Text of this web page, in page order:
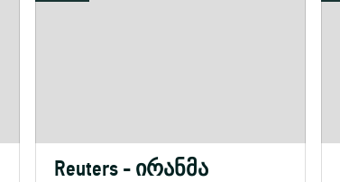
Reuters - ირანმა